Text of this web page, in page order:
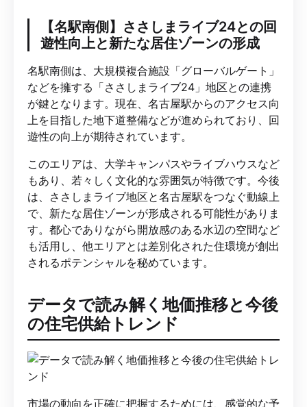
【名駅南側】ささしまライブ24との回
遊性向上と新たな居住ゾーンの形成
名駅南側は、大規模複合施設「グローバルゲート」
などを擁する「ささしまライブ24」地区との連携
が鍵となります。現在、名古屋駅からのアクセス向
上を目指した地下道整備などが進められており、回
遊性の向上が期待されています。
このエリアは、大学キャンパスやライブハウスなど
もあり、若々しく文化的な雰囲気が特徴です。今後
は、ささしまライブ地区と名古屋駅をつなぐ動線上
で、新たな居住ゾーンが形成される可能性がありま
す。都心でありながら開放感のある水辺の空間など
も活用し、他エリアとは差別化された住環境が創出
されるポテンシャルを秘めています。
データで読み解く地価推移と今後
の住宅供給トレンド
市場の動向を正確に把握するためには、感覚的な予